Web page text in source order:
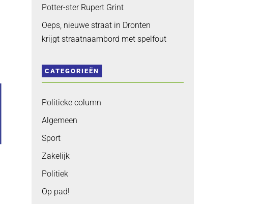
Potter-ster Rupert Grint
Oeps, nieuwe straat in Dronten
krijgt straatnaambord met spelfout
CATEGORIEËN
Politieke column
Algemeen
Sport
Zakelijk
Politiek
Op pad!